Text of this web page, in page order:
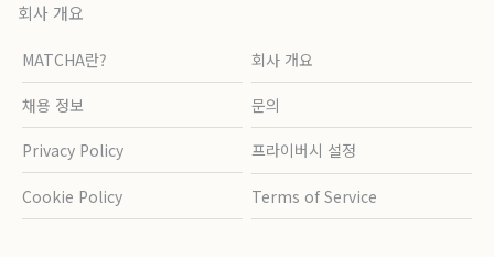
회사 개요
MATCHA란? 회사 개요
채용 정보 문의
Privacy Policy 프라이버시 설정
Cookie Policy Terms of Service